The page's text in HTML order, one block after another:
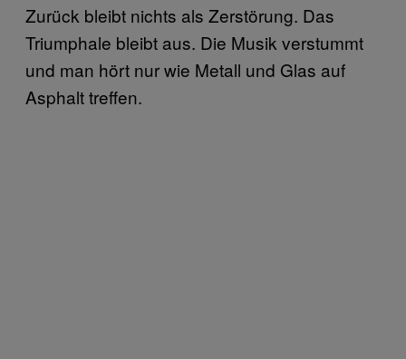
Zurück bleibt nichts als Zerstörung. Das
Triumphale bleibt aus. Die Musik verstummt
und man hört nur wie Metall und Glas auf
Asphalt treffen.